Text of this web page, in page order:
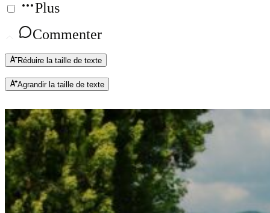
Plus
Commenter
Réduire la taille de texte
Agrandir la taille de texte